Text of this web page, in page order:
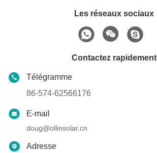
Les réseaux sociaux
Contactez rapidement
Télégramme
86-574-62566176
E-mail
doug@ollinsolar.cn
Adresse